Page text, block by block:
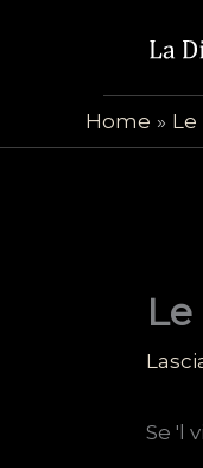
Home Le
Se 'l